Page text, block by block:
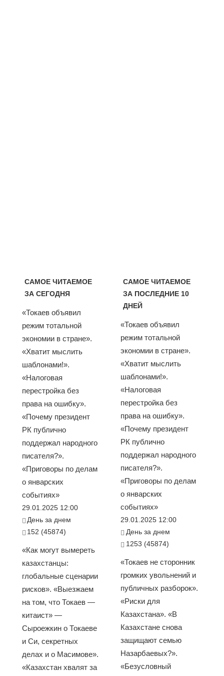
САМОЕ ЧИТАЕМОЕ
ЗА СЕГОДНЯ
«Токаев объявил
режим тотальной
экономии в стране».
«Хватит мыслить
шаблонами!».
«Налоговая
перестройка без
права на ошибку».
«Почему президент
РК публично
поддержал народного
писателя?».
«Приговоры по делам
о январских
событиях»
29.01.2025 12:00
День за днем
152 (45874)
«Как могут вымереть
казахстанцы:
глобальные сценарии
рисков». «Выезжаем
на том, что Токаев —
китаист» —
Сыроежкин о Токаеве
и Си, секретных
делах и о Масимове».
«Казахстан хвалят за
САМОЕ ЧИТАЕМОЕ
ЗА ПОСЛЕДНИЕ 10
ДНЕЙ
«Токаев объявил
режим тотальной
экономии в стране».
«Хватит мыслить
шаблонами!».
«Налоговая
перестройка без
права на ошибку».
«Почему президент
РК публично
поддержал народного
писателя?».
«Приговоры по делам
о январских
событиях»
29.01.2025 12:00
День за днем
1253 (45874)
«Токаев не сторонник
громких увольнений и
публичных разборок».
«Риски для
Казахстана». «В
Казахстане снова
защищают семью
Назарбаевых?».
«Безусловный